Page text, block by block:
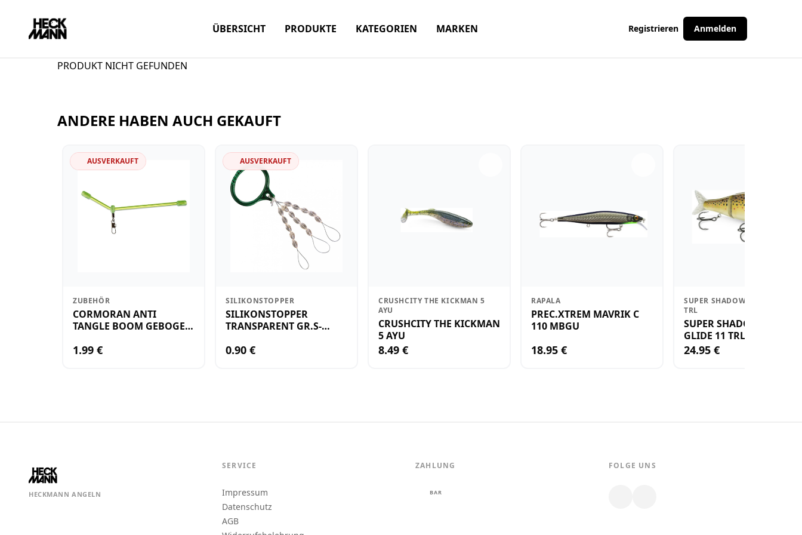
ÜBERSICHT PRODUKTE KATEGORIEN MARKEN Registrieren Anmelden
PRODUKT NICHT GEFUNDEN
ANDERE HABEN AUCH GEKAUFT
AUSVERKAUFT
ZUBEHÖR
CORMORAN ANTI
TANGLE BOOM GEBOGEN
1.99 €
AUSVERKAUFT
SILIKONSTOPPER
SILIKONSTOPPER
TRANSPARENT GR.S-
0.90 €
CRUSHCITY THE KICKMAN 5
AYU
CRUSHCITY THE KICKMAN
5 AYU
8.49 €
RAPALA
PREC.XTREM MAVRIK C
110 MBGU
18.95 €
SUPER SHADOW RAP GLIDE 11
TRL
SUPER SHADOW RAP
GLIDE 11 TRL
24.95 €
HECKMANN ANGELN
SERVICE
Impressum
Datenschutz
AGB
ZAHLUNG
BAR
FOLGE UNS